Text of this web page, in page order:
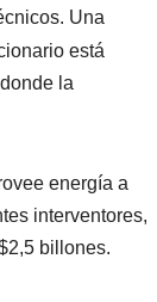
Una
está
la
energía a
interventores,
billones.